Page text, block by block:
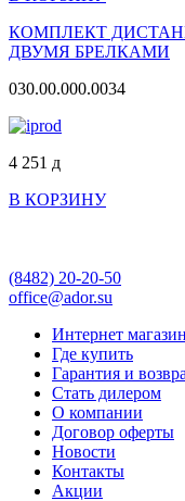
КОМПЛЕКТ
ДВУМЯ БРЕЛКАМИ
030.00.000.0034
4 251 д
В КОРЗИНУ
(8482) 20-20-50
office@ador.su
Интернет магазин
Где купить
Гарантия и
Стать дилером
О компании
Договор оферты
Новости
Контакты
Акции